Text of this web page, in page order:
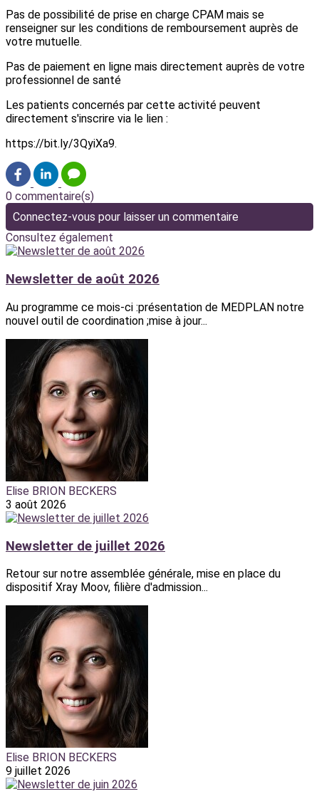
Pas de possibilité de prise en charge CPAM mais se
renseigner sur les conditions de remboursement auprès de
votre mutuelle.
Pas de paiement en ligne mais directement auprès de votre
professionnel de santé
Les patients concernés par cette activité peuvent
directement s'inscrire via le lien :
https://bit.ly/3QyiXa9.
0 commentaire(s)
Connectez-vous pour laisser un commentaire
Consultez également
Newsletter de août 2026
Au programme ce mois-ci :présentation de MEDPLAN notre
nouvel outil de coordination ;mise à jour...
Elise BRION BECKERS
3 août 2026
Newsletter de juillet 2026
Retour sur notre assemblée générale, mise en place du
dispositif Xray Moov, filière d'admission...
Elise BRION BECKERS
9 juillet 2026